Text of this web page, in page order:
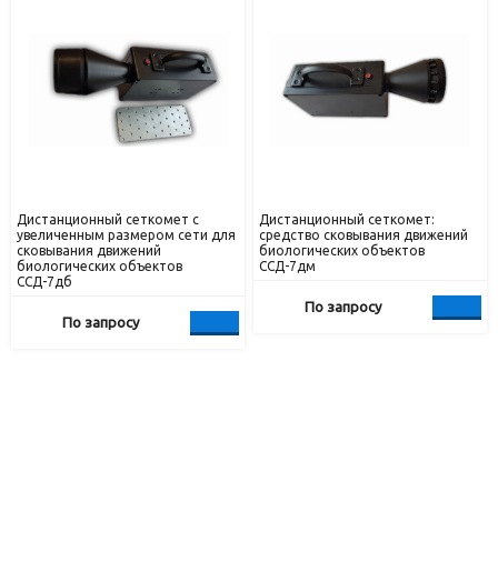
Дистанционный сеткомет с
увеличенным размером сети для
сковывания движений
биологических объектов
ССД-7дб
По запросу
Дистанционный сеткомет:
средство сковывания движений
биологических объектов
ССД-7дм
По запросу